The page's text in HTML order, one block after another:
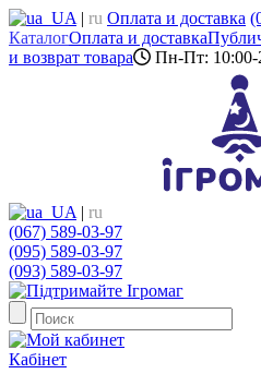
UA | ru Оплата и доставка
КаталогОплата и доставка
и возврат товара
Пн-Пт: 10:00-
UA | ru
(067) 589-03-97
(095) 589-03-97
(093) 589-03-97
Кабінет